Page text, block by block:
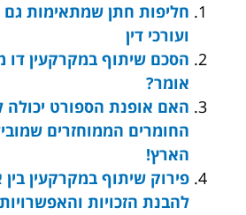
חליפות חתן שמתאימות גם
ועורכי דין
הסכם שיתוף במקרקעין
אומר?
האם אופנת הספורט
החומרים הממוחזרים
הארץ!
פירוק שיתוף במקרקעין
להבנת הזכויות והאפשרויות